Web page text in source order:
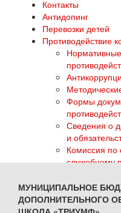
Контакты
Антидопинг
Перевозки детей
Противодействие
Формы
Сведения о
и
Комиссия по
служебному
Обратная
коррупции
ГТО
МУНИЦИПАЛЬНОЕ
ДОПОЛНИТЕЛЬНОГО